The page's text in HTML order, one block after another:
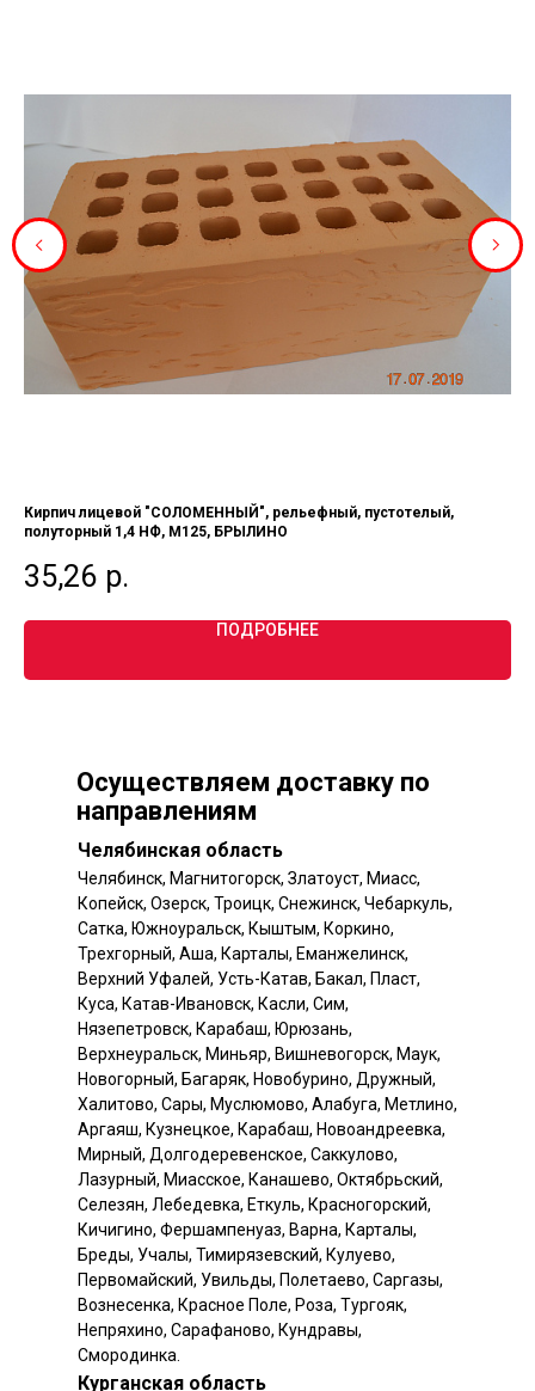
Кирпич лицевой "СОЛОМЕННЫЙ", рельефный, пустотелый,
полуторный 1,4 НФ, М125, БРЫЛИНО
35,26 р.
ПОДРОБНЕЕ
Челябинская область
Осуществляем доставку по
направлениям
Курганская область
Челябинск, Магнитогорск, Златоуст, Миасс,
Копейск, Озерск, Троицк, Снежинск, Чебаркуль,
Сатка, Южноуральск, Кыштым, Коркино,
Трехгорный, Аша, Карталы, Еманжелинск,
Верхний Уфалей, Усть-Катав, Бакал, Пласт,
Куса, Катав-Ивановск, Касли, Сим,
Нязепетровск, Карабаш, Юрюзань,
Верхнеуральск, Миньяр, Вишневогорск, Маук,
Новогорный, Багаряк, Новобурино, Дружный,
Халитово, Сары, Муслюмово, Алабуга, Метлино,
Аргаяш, Кузнецкое, Карабаш, Новоандреевка,
Мирный, Долгодеревенское, Саккулово,
Лазурный, Миасское, Канашево, Октябрьский,
Селезян, Лебедевка, Еткуль, Красногорский,
Кичигино, Фершампенуаз, Варна, Карталы,
Бреды, Учалы, Тимирязевский, Кулуево,
Первомайский, Увильды, Полетаево, Саргазы,
Вознесенка, Красное Поле, Роза, Тургояк,
Непряхино, Сарафаново, Кундравы,
Смородинка.